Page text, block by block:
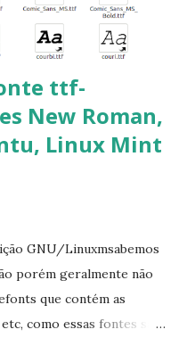
installer
ttf-
New Roman,
Linux Mint
GNU/Linuxmsabemos
porém geralmente não
que contém as
como essas fontes são